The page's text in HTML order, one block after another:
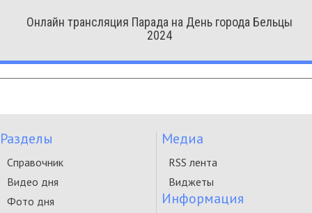
Онлайн трансляция Парада на День города Бельцы
2024
Разделы
Справочник
Видео дня
Фото дня
Медиа
RSS лента
Виджеты
Информация